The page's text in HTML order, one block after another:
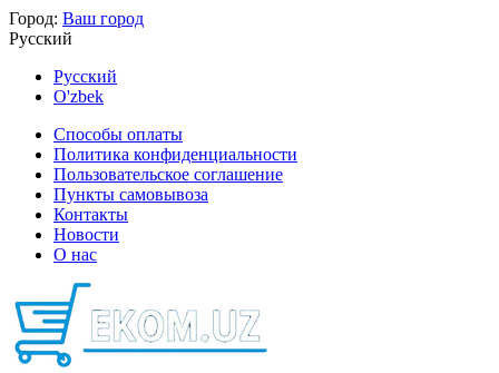
Город: Ваш город
Русский
Русский
O'zbek
Способы оплаты
Политика конфиденциальности
Пользовательское соглашение
Пункты самовывоза
Контакты
Новости
О нас